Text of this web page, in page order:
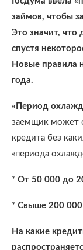
займов, чтобы
Это значит, что
спустя
Новые правила
года.
«Период
заемщик может
кредита без
«периода
* От 50 000 до
* Свыше 200 000
На какие